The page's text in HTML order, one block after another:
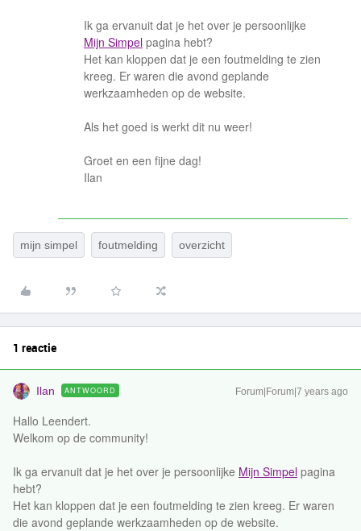
Ik ga ervanuit dat je het over je persoonlijke
Mijn Simpel pagina hebt?
Het kan kloppen dat je een foutmelding te zien
kreeg. Er waren die avond geplande
werkzaamheden op de website.
Als het goed is werkt dit nu weer!
Groet en een fijne dag!
Ilan
mijn simpel foutmelding overzicht
1 reactie
Ilan ANTWOORD Forum|Forum|7 years ago
Hallo Leendert.
Welkom op de community!
Ik ga ervanuit dat je het over je persoonlijke Mijn Simpel pagina
hebt?
Het kan kloppen dat je een foutmelding te zien kreeg. Er waren
die avond geplande werkzaamheden op de website.